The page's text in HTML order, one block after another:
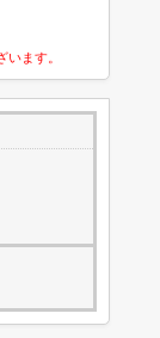
ます。